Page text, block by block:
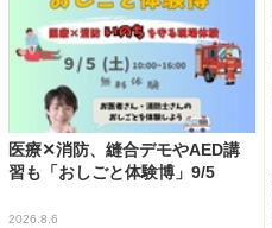
医療✕消防、縫合デモやAED講
習も「おしごと体験博」9/5
2026.8.6